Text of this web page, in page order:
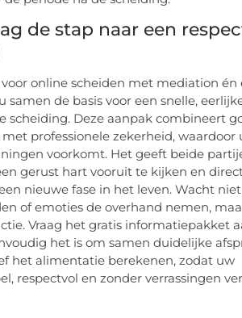
de stap naar een
online scheiden met mediation én
samen de basis voor een snelle,
scheiding. Deze aanpak combineert
professionele zekerheid, waardoor
voorkomt. Het geeft beide
gerust hart vooruit te kijken en
nieuwe fase in het leven. Wacht
of emoties de overhand nemen,
Vraag het gratis informatiepakket
het is om samen duidelijke
het alimentatie berekenen, zodat uw
respectvol en zonder verrassingen